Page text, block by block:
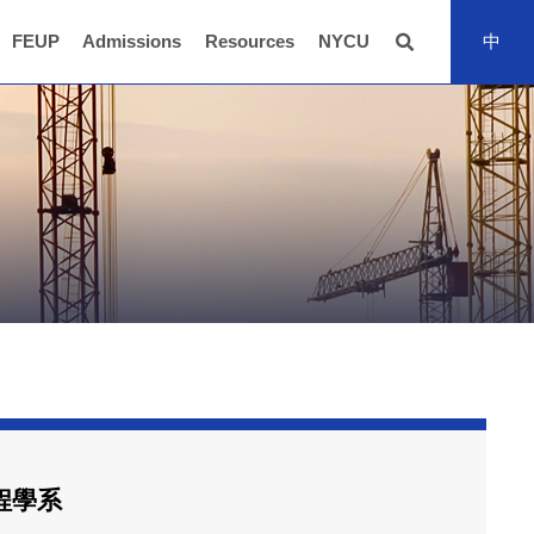
FEUP Admissions Resources NYCU 全站搜尋中
學系